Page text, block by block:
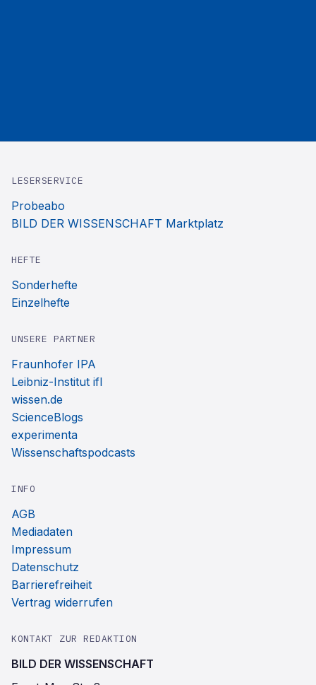
LESERSERVICE
Probeabo
BILD DER WISSENSCHAFT Marktplatz
HEFTE
Sonderhefte
Einzelhefte
UNSERE PARTNER
Fraunhofer IPA
Leibniz-Institut ifl
wissen.de
ScienceBlogs
experimenta
Wissenschaftspodcasts
INFO
AGB
Mediadaten
Impressum
Datenschutz
Barrierefreiheit
Vertrag widerrufen
KONTAKT ZUR REDAKTION
BILD DER WISSENSCHAFT